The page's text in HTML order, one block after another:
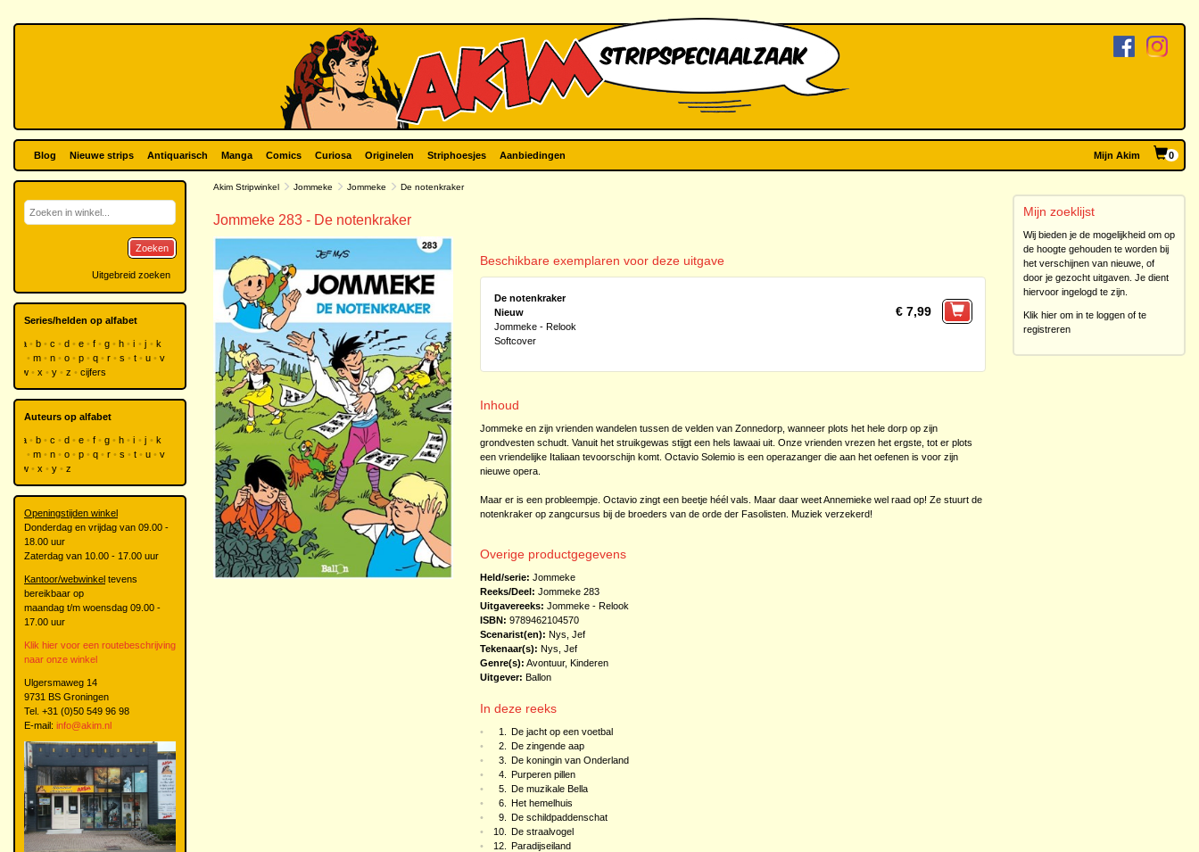
Blog Nieuwe strips Antiquarisch Manga Comics Curiosa Originelen Striphoesjes Aanbiedingen Mijn Akim 0
Akim Stripwinkel Jommeke Jommeke De notenkraker
Jommeke 283 - De notenkraker
Beschikbare exemplaren voor deze uitgave
De notenkraker
Nieuw
Jommeke - Relook
Softcover
€ 7,99
Inhoud
Jommeke en zijn vrienden wandelen tussen de velden van Zonnedorp, wanneer plots het hele dorp op zijn
grondvesten schudt. Vanuit het struikgewas stijgt een hels lawaai uit. Onze vrienden vrezen het ergste, tot er plots
een vriendelijke Italiaan tevoorschijn komt. Octavio Solemio is een operazanger die aan het oefenen is voor zijn
nieuwe opera.
Maar er is een probleempje. Octavio zingt een beetje héél vals. Maar daar weet Annemieke wel raad op! Ze stuurt de
notenkraker op zangcursus bij de broeders van de orde der Fasolisten. Muziek verzekerd!
Overige productgegevens
Held/serie: Jommeke
Reeks/Deel: Jommeke283
Uitgavereeks: Jommeke - Relook
ISBN: 9789462104570
Scenarist(en): Nys, Jef
Tekenaar(s): Nys, Jef
Genre(s): Avontuur, Kinderen
Uitgever: Ballon
In deze reeks
• 1.
De jacht op een voetbal
•
2.
De zingende aap
•
3.
De koningin van Onderland
•
4.
Purperen pillen
•
5.
De muzikale Bella
•
6.
Het hemelhuis
•
9.
De schildpaddenschat
•
10.
De straalvogel
•
12.
Paradijseiland
Mijn zoeklijst
Wij bieden je de mogelijkheid om op
de hoogte gehouden te worden bij
het verschijnen van nieuwe, of
door je gezocht uitgaven. Je dient
hiervoor ingelogd te zijn.
Klik hier om in te loggen of te
registreren
Zoeken
Uitgebreid zoeken
Series/helden op alfabet
a b c d e f g h i j
k
m n o p q r s t u
v
w
x y z cijfers
Auteurs op alfabet
a b c d e f g h i j
k
m n o p q r s t u
v
w
x y z
Openingstijden winkel
Donderdag en vrijdag van 09.00 -
18.00 uur
Zaterdag van 10.00 - 17.00 uur
Kantoor/webwinkel tevens
bereikbaar op
maandag t/m woensdag 09.00 -
17.00 uur
Klik hier voor een routebeschrijving
naar onze winkel
Ulgersmaweg 14
9731 BS Groningen
Tel. +31 (0)50 549 96 98
E-mail: info@akim.nl